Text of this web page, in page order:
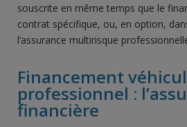
souscrite en même temps que le
contrat spécifique, ou, en option,
l’assurance multirisque
Financement
professionnel :
financière